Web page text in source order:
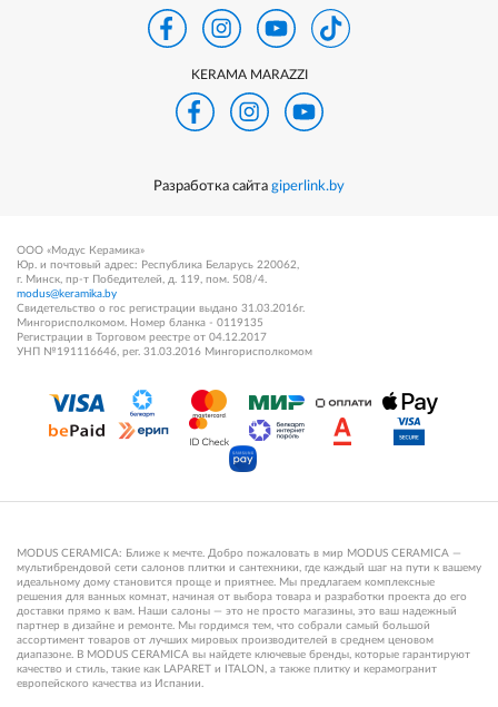
KERAMA MARAZZI
Разработка сайта giperlink.by
ООО «Модус Керамика»
Юр. и почтовый адрес: Республика Беларусь 220062,
г. Минск, пр-т Победителей, д. 119, пом. 508/4.
modus@keramika.by
Свидетельство о гос регистрации выдано 31.03.2016г.
Мингорисполкомом. Номер бланка - 0119135
Регистрации в Торговом реестре от 04.12.2017
УНП №191116646, рег. 31.03.2016 Мингорисполкомом
MODUS CERAMICA: Ближе к мечте. Добро пожаловать в мир MODUS CERAMICA —
мультибрендовой сети салонов плитки и сантехники, где каждый шаг на пути к вашему
идеальному дому становится проще и приятнее. Мы предлагаем комплексные
решения для ванных комнат, начиная от выбора товара и разработки проекта до его
доставки прямо к вам. Наши салоны — это не просто магазины, это ваш надежный
партнер в дизайне и ремонте. Мы гордимся тем, что собрали самый большой
ассортимент товаров от лучших мировых производителей в среднем ценовом
диапазоне. В MODUS CERAMICA вы найдете ключевые бренды, которые гарантируют
качество и стиль, такие как LAPARET и ITALON, а также плитку и керамогранит
европейского качества из Испании.